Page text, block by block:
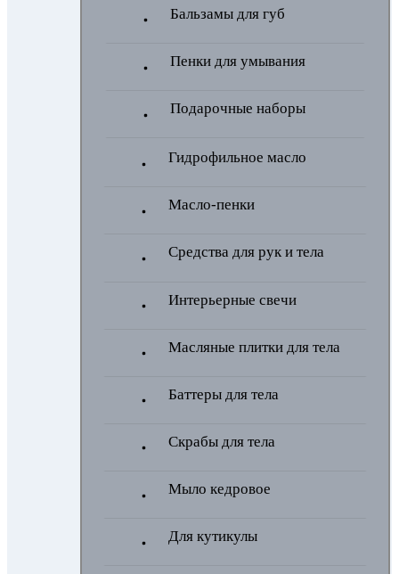
Бальзамы для губ
Пенки для умывания
Подарочные наборы
Гидрофильное масло
Масло-пенки
Средства для рук и тела
Интерьерные свечи
Масляные плитки для тела
Баттеры для тела
Скрабы для тела
Мыло кедровое
Для кутикулы